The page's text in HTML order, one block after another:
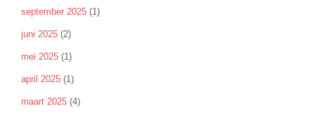
september 2025 (1)
juni 2025 (2)
mei 2025 (1)
april 2025 (1)
maart 2025 (4)